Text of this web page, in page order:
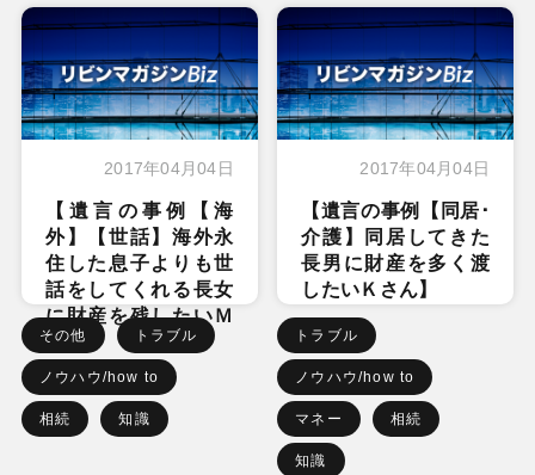
2017年04月04日
【遺言の事例【海
外】【世話】海外永
住した息子よりも世
話をしてくれる長女
に財産を残したいＭ
さん】
その他 トラブル
ノウハウ/how to
相続 知識
2017年04月04日
【遺言の事例【同居･
介護】同居してきた
長男に財産を多く渡
したいＫさん】
トラブル
ノウハウ/how to
マネー 相続
知識